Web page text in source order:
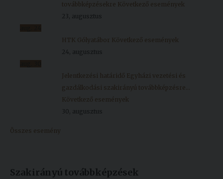
továbbképzésekre Következő események
23, augusztus
HTK Gólyatábor Következő események
24, augusztus
Jelentkezési határidő Egyházi vezetési és
gazdálkodási szakirányú továbbképzésre...
Következő események
30, augusztus
Összes esemény
Szakirányú továbbképzések